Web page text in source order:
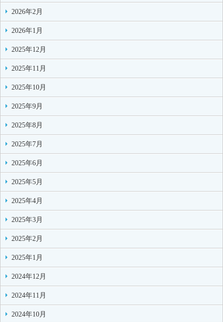
2026年2月
2026年1月
2025年12月
2025年11月
2025年10月
2025年9月
2025年8月
2025年7月
2025年6月
2025年5月
2025年4月
2025年3月
2025年2月
2025年1月
2024年12月
2024年11月
2024年10月